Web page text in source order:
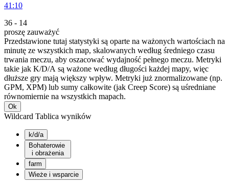
41:10
36 - 14
proszę zauważyć
Przedstawione tutaj statystyki są oparte na ważonych wartościach na
minutę ze wszystkich map, skalowanych według średniego czasu
trwania meczu, aby oszacować wydajność pełnego meczu. Metryki
takie jak K/D/A są ważone według długości każdej mapy, więc
dłuższe gry mają większy wpływ. Metryki już znormalizowane (np.
GPM, XPM) lub sumy całkowite (jak Creep Score) są uśredniane
równomiernie na wszystkich mapach.
Ok
Wildcard Tablica wyników
k/d/a
Bohaterowie
i obrażenia
farm
Wieże i wsparcie